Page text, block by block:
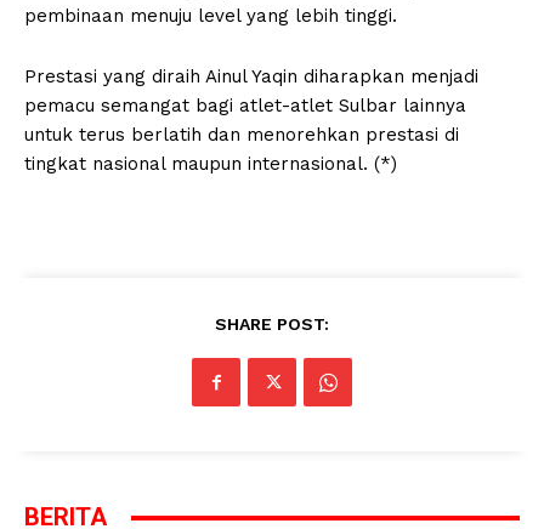
pembinaan menuju level yang lebih tinggi.
Prestasi yang diraih Ainul Yaqin diharapkan menjadi
pemacu semangat bagi atlet-atlet Sulbar lainnya
untuk terus berlatih dan menorehkan prestasi di
tingkat nasional maupun internasional. (*)
SHARE POST:
BERITA